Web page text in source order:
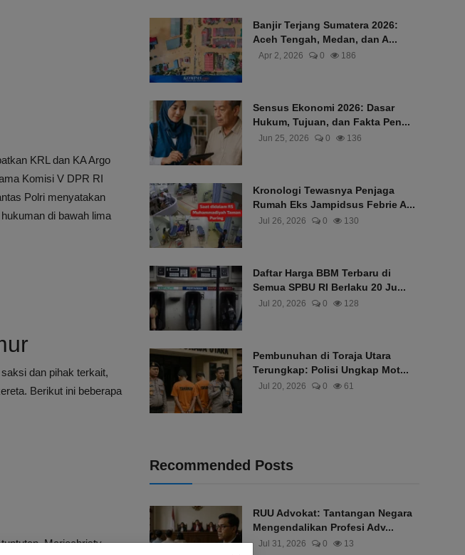
KRL dan KA Argo
Komisi V DPR RI
Polri menyatakan
di bawah lima
dan pihak terkait,
Berikut ini beberapa
Mariochristy
Banjir Terjang Sumatera 2026:
Aceh Tengah, Medan, dan A...
Apr 2, 2026 0 186
Sensus Ekonomi 2026: Dasar
Hukum, Tujuan, dan Fakta Pen...
Jun 25, 2026 0 136
Kronologi Tewasnya Penjaga
Rumah Eks Jampidsus Febrie A...
Jul 26, 2026 0 130
Daftar Harga BBM Terbaru di
Semua SPBU RI Berlaku 20 Ju...
Jul 20, 2026 0 128
Pembunuhan di Toraja Utara
Terungkap: Polisi Ungkap Mot...
Jul 20, 2026 0 61
Recommended Posts
RUU Advokat: Tantangan Negara
Mengendalikan Profesi Adv...
Jul 31, 2026 0 13